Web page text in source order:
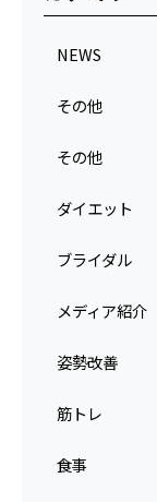
NEWS
その他
その他
ダイエット
ブライダル
メディア紹介
姿勢改善
筋トレ
食事